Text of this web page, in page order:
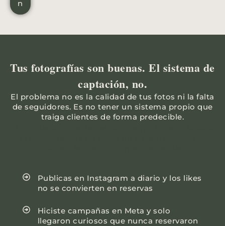
n
Tus fotografías son buenas. El sistema de
captación, no.
El problema no es la calidad de tus fotos ni la falta
de seguidores. Es no tener un sistema propio que
traiga clientes de forma predecible.
Publicas en Instagram a diario y los likes
no se convierten en reservas
Hiciste campañas en Meta y solo
llegaron curiosos que nunca reservaron